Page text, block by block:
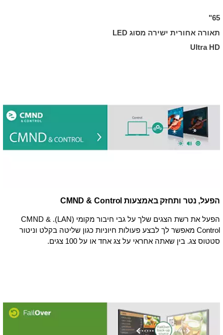
65"
תאורה אחורית ישירה מסוג LED
Ultra HD
הפעל, נטר ותחזק באמצעות CMND & Control
הפעל את רשת הצגים שלך על גבי חיבור מקומי (LAN). ‏CMND &
Control מאפשר לך לבצע פעולות חיוניות כגון שליטה בקלט וניטור
סטטוס צג. בין שאתה אחראי על צג אחד או על 100 צגים.